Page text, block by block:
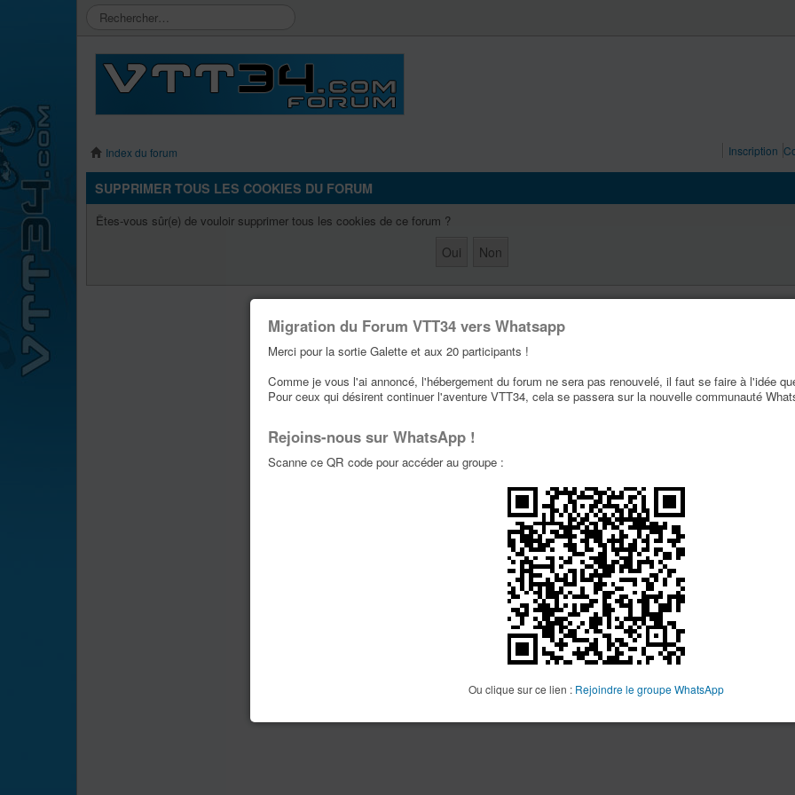
Migration du Forum VTT34 vers Whatsapp
Merci pour la sortie Galette et aux 20 participants !
Comme je vous l'ai annoncé, l'hébergement du forum ne sera pas renouvelé, il faut se faire à l'idée
Pour ceux qui désirent continuer l'aventure VTT34, cela se passera sur la nouvelle communauté
Rejoins-nous sur WhatsApp !
Scanne ce QR code pour accéder au groupe :
Ou clique sur ce lien : Rejoindre le groupe WhatsApp
Index du forum Inscription
SUPPRIMER TOUS LES COOKIES DU FORUM
Êtes-vous sûr(e) de vouloir supprimer tous les cookies de ce forum ?